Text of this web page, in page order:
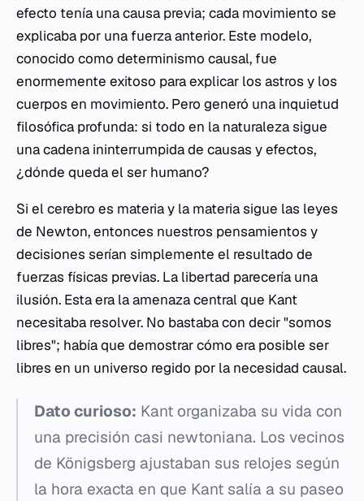
efecto tenía una causa previa; cada movimiento se
explicaba por una fuerza anterior. Este modelo,
conocido como determinismo causal, fue
enormemente exitoso para explicar los astros y los
cuerpos en movimiento. Pero generó una inquietud
filosófica profunda: si todo en la naturaleza sigue
una cadena ininterrumpida de causas y efectos,
¿dónde queda el ser humano?
Si el cerebro es materia y la materia sigue las leyes
de Newton, entonces nuestros pensamientos y
decisiones serían simplemente el resultado de
fuerzas físicas previas. La libertad parecería una
ilusión. Esta era la amenaza central que Kant
necesitaba resolver. No bastaba con decir "somos
libres"; había que demostrar cómo era posible ser
libres en un universo regido por la necesidad causal.
Dato curioso: Kant organizaba su vida con
una precisión casi newtoniana. Los vecinos
de Königsberg ajustaban sus relojes según
la hora exacta en que Kant salía a su paseo